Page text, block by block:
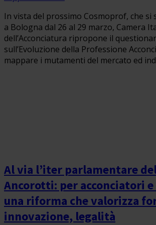
In vista del prossimo Cosmoprof, che si
a Bologna dal 26 al 29 marzo, Camera
dell’Acconciatura ripropone il
sull’Evoluzione della Professione
mappare i mutamenti del mercato ed
Al via l’iter parlamentare
Ancorotti: per acconciatori
una riforma che valorizza
innovazione, legalità